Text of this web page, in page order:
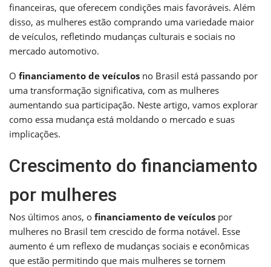
financeiras, que oferecem condições mais favoráveis. Além
disso, as mulheres estão comprando uma variedade maior
de veículos, refletindo mudanças culturais e sociais no
mercado automotivo.
O financiamento de veículos no Brasil está passando por
uma transformação significativa, com as mulheres
aumentando sua participação. Neste artigo, vamos explorar
como essa mudança está moldando o mercado e suas
implicações.
Crescimento do financiamento
por mulheres
Nos últimos anos, o financiamento de veículos por
mulheres no Brasil tem crescido de forma notável. Esse
aumento é um reflexo de mudanças sociais e econômicas
que estão permitindo que mais mulheres se tornem